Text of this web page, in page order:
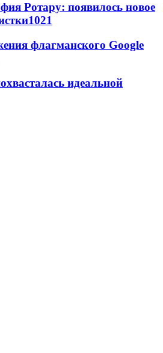
Ротару: появилось новое
1021
флагманского Google
идеальной